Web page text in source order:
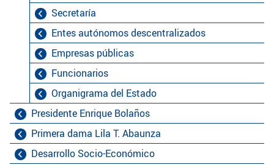
Secretaría
Entes autónomos descentralizados
Empresas públicas
Funcionarios
Organigrama del Estado
Presidente Enrique Bolaños
Primera dama Lila T. Abaunza
Desarrollo Socio-Económico